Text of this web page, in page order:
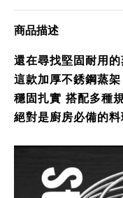
商品描述
還在尋找堅固耐用
這款加厚不銹鋼蒸
穩固扎實 搭配多種
絕對是廚房必備的